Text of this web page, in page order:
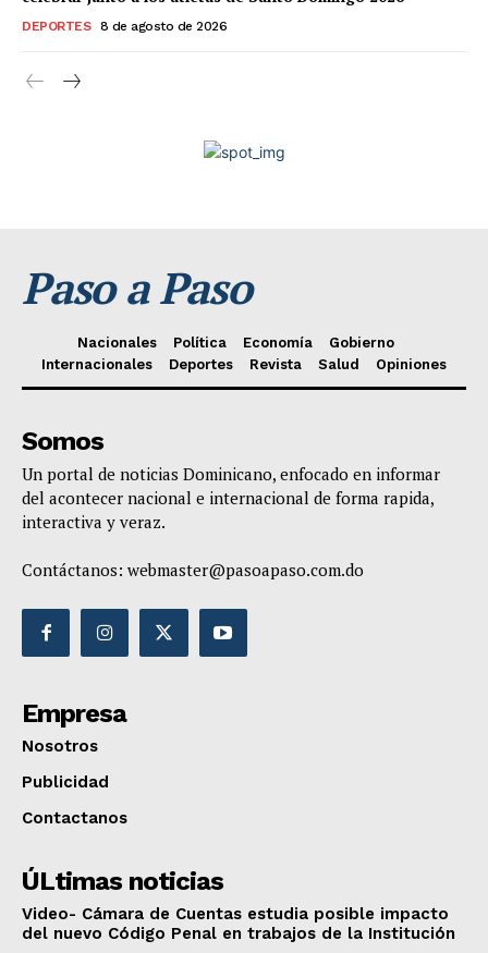
DEPORTES 8 de agosto de 2026
Paso a Paso
Nacionales Política Economía
Gobierno
Internacionales
Deportes Revista Salud Opiniones
Somos
Un portal de noticias Dominicano, enfocado en informar
del acontecer nacional e internacional de forma rapida,
interactiva y veraz.
Contáctanos: webmaster@pasoapaso.com.do
Empresa
Nosotros
Publicidad
Contactanos
ÚLtimas noticias
Video- Cámara de Cuentas estudia posible impacto
del nuevo Código Penal en trabajos de la Institución